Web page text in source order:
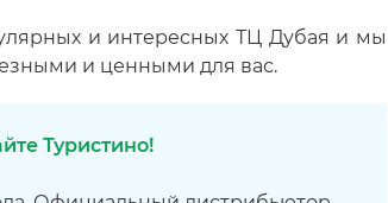
и интересных ТЦ Дубая и мы
и ценными для вас.
Туристино!